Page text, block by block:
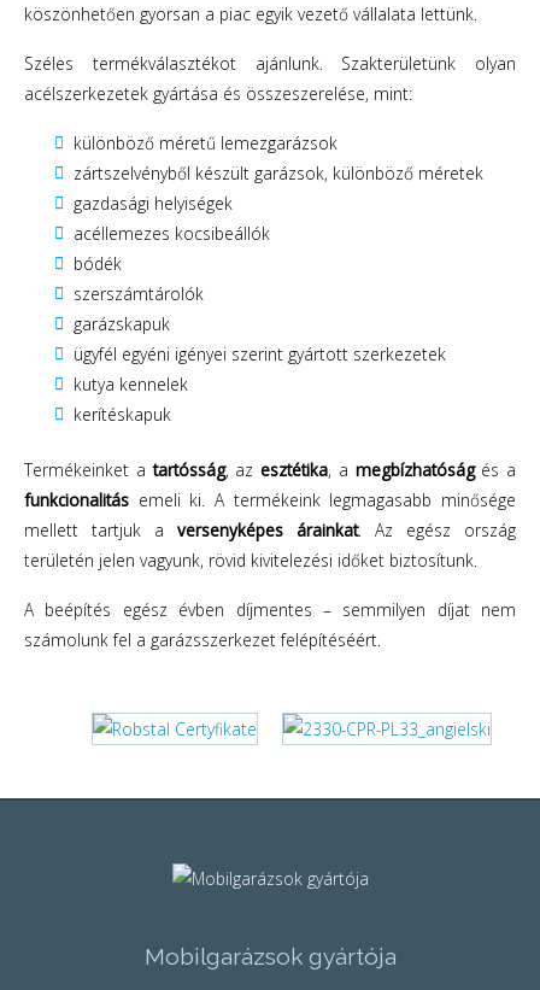
köszönhetően gyorsan a piac egyik vezető vállalata lettünk.
Széles termékválasztékot ajánlunk. Szakterületünk olyan
acélszerkezetek gyártása és összeszerelése, mint:
különböző méretű lemezgarázsok
zártszelvényből készült garázsok, különböző méretek
gazdasági helyiségek
acéllemezes kocsibeállók
bódék
szerszámtárolók
garázskapuk
ügyfél egyéni igényei szerint gyártott szerkezetek
kutya kennelek
kerítéskapuk
Termékeinket atartósság, az esztétika, a megbízhatóságés a
funkcionalitás emeli ki. A termékeink legmagasabb minősége
mellett tartjuk a versenyképes árainkat. Az egész ország
területén jelen vagyunk, rövid kivitelezési időket biztosítunk.
A beépítés egész évben díjmentes – semmilyen díjat nem
számolunk fel a garázsszerkezet felépítéséért.
Mobilgarázsok gyártója